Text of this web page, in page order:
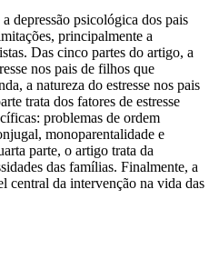
depressão psicológica dos pais
principalmente a
Das cinco partes do artigo, a
nos pais de filhos que
a natureza do estresse nos pais
trata dos fatores de estresse
problemas de ordem
monoparentalidade e
parte, o artigo trata da
das famílias. Finalmente, a
central da intervenção na vida das